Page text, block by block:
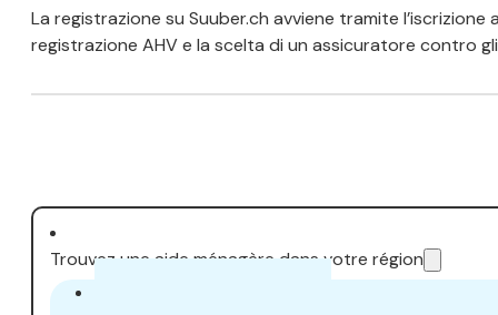
La registrazione su Suuber.ch avviene tramite
registrazione AHV e la scelta di un assicuratore contro
Trouvez une aide ménagère dans votre région